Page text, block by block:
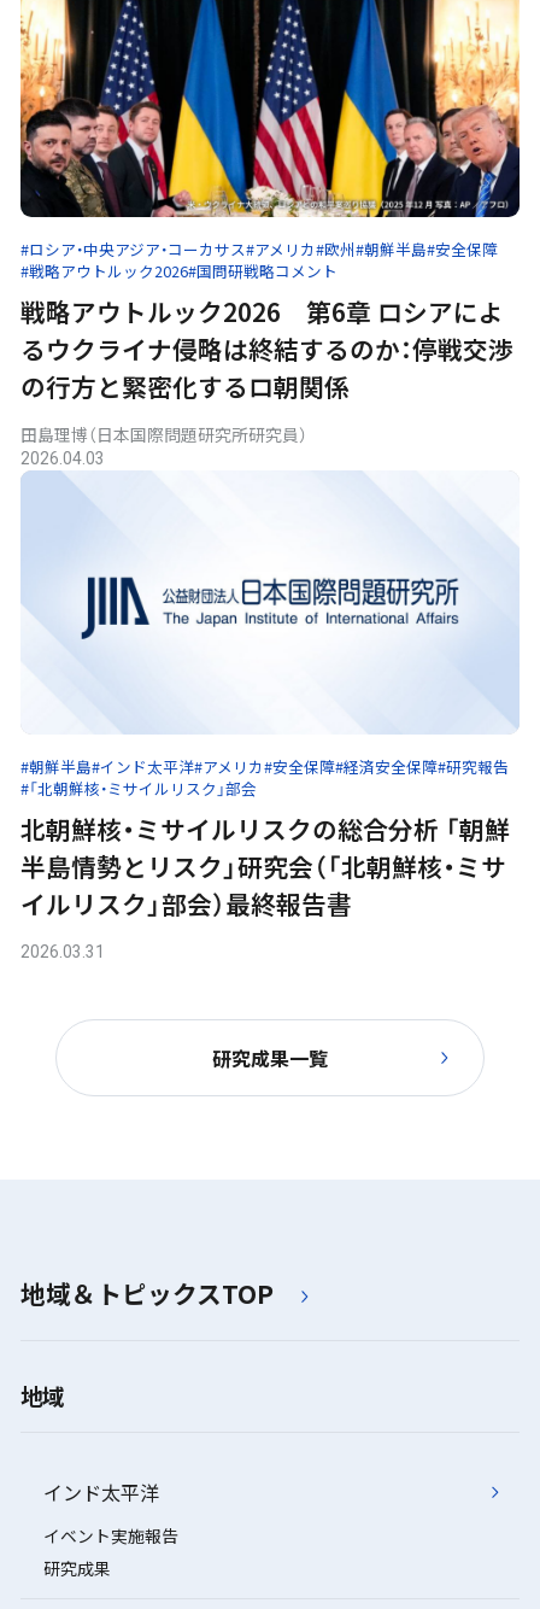
#ロシア・中央アジア・コーカサス#アメリカ#欧州#朝鮮半島#安全保障
#戦略アウトルック2026#国問研戦略コメント
戦略アウトルック2026 第6章 ロシアによ
るウクライナ侵略は終結するのか：停戦交渉
の行方と緊密化するロ朝関係
田島理博（日本国際問題研究所研究員）
2026.04.03
#朝鮮半島#インド太平洋#アメリカ#安全保障#経済安全保障#研究報告
#「北朝鮮核・ミサイルリスク」部会
北朝鮮核・ミサイルリスクの総合分析 「朝鮮
半島情勢とリスク」研究会（「北朝鮮核・ミサ
イルリスク」部会）最終報告書
2026.03.31
研究成果一覧
地域＆トピックスTOP
地域
インド太平洋
イベント実施報告
研究成果